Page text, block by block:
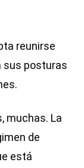
reunirse
sus posturas
muchas. La
de
está